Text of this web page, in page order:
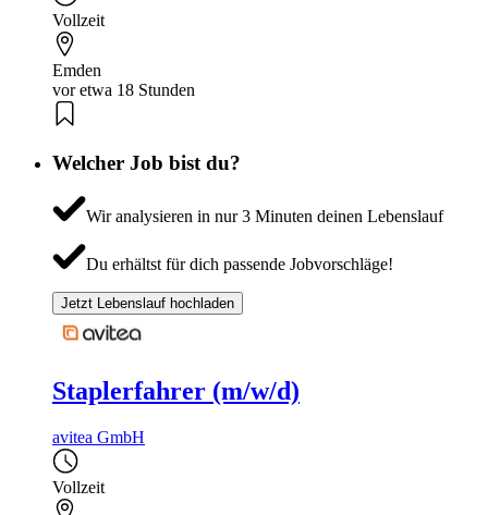
Vollzeit
Emden
vor etwa 18 Stunden
Welcher Job bist du?
Wir analysieren in nur 3 Minuten deinen Lebenslauf
Du erhältst für dich passende Jobvorschläge!
Jetzt Lebenslauf hochladen
Staplerfahrer (m/w/d)
avitea GmbH
Vollzeit